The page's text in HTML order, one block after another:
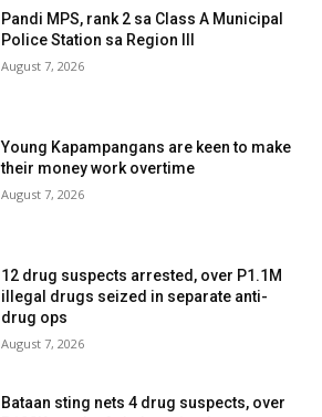
Pandi MPS, rank 2 sa Class A Municipal
Police Station sa Region III
August 7, 2026
Young Kapampangans are keen to make
their money work overtime
August 7, 2026
12 drug suspects arrested, over P1.1M
illegal drugs seized in separate anti-
drug ops
August 7, 2026
Bataan sting nets 4 drug suspects, over